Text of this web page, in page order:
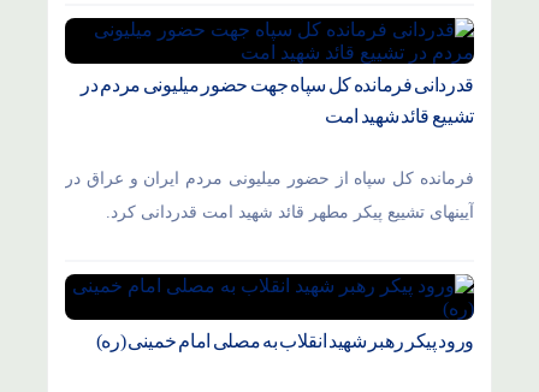
قدردانی فرمانده کل سپاه جهت حضور میلیونی مردم در
تشییع قائد شهید امت
فرمانده کل سپاه از حضور میلیونی مردم ایران و عراق در
آیینهای تشییع پیکر مطهر قائد شهید امت قدردانی کرد.
ورود پیکر رهبر شهید انقلاب به مصلی امام خمینی (ره)